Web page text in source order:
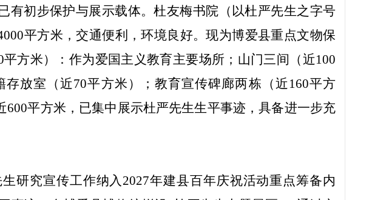
有初步保护与展示载体。杜友梅书院（以杜严先生之字号
平方米，交通便利，环境良好。现为博爱县重点文物保
方米）：作为爱国主义教育主要场所；山门三间（近100
放室（近70平方米）；教育宣传碑廊两栋（近160平方
平方米，已集中展示杜严先生生平事迹，具备进一步充
研究宣传工作纳入 2027年建县百年庆祝活动重点筹备内